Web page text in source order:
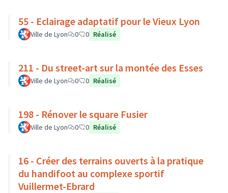
55 - Eclairage adaptatif pour le Vieux Lyon
Ville de Lyon 0 0 Réalisé
211 - Du street-art sur la montée des Esses
Ville de Lyon 0 0 Réalisé
198 - Rénover le square Fusier
Ville de Lyon 0 0 Réalisé
16 - Créer des terrains ouverts à la pratique
du handifoot au complexe sportif
Vuillermet-Ebrard